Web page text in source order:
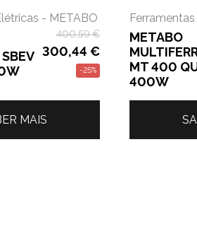
- METABO
400,59€
300,44 €
-25%
MAIS
METABO
MT 400
400W